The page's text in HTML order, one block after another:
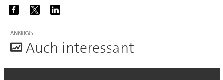
ANZEIGE
Auch interessant